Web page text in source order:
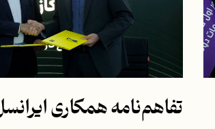
تفاهم‌نامه همکاری